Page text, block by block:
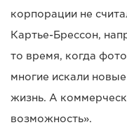
корпорации не
Картье-Брессон,
то время, когда
многие искали
жизнь. А
возможность».